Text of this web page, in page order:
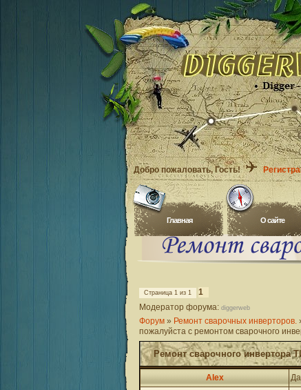
Добро пожаловать, Гость!
Главная O сайте
Страница 1 из 1
1
Модератор форума: diggerweb
Форум » Ремонт сварочных инверторов.
пожалуйста с ремонтом сварочного
Ремонт сварочного инвертора
Alex